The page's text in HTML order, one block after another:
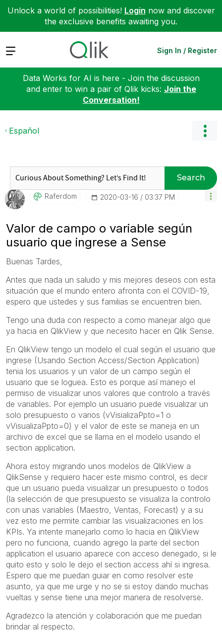
Unlock a world of possibilities! Login now and discover
the exclusive benefits awaiting you.
Expand Sign In / Register
Data Works for AI is here - Join the discussion
and enter to win a pair of Qlik kicks: Join the
Conversation!
Español
Search
Raferdom ‎2020-03-16 03:37 PM
Valor de campo o variable según
usuario que ingrese a Sense
Buenas Tardes,
Antes que nada un saludo y mis mejores deseos con esta
situación que el mundo entero afronta con el COVID-19,
espero que ustedes y sus familias se encuentren bien.
Tengo una duda con respecto a como manejar algo que
ya hacia en QlikView y que necesito hacer en Qlik Sense.
En QlikView tengo un modelo el cual según el usuario que
ingrese (Usando Section Access/Section Application)
tenia los usuarios y un valor de un campo según el
usuario que se loguea. Esto es porque así manejo el
permiso de visualizar unos valores que controlo a través
de variables. Por ejemplo un usuario puede visualizar un
solo presupuesto o varios (vVisializaPpto=1 o
vVisualizaPpto=0) y el valor de este se maneja en un
archivo de excel que se llama en el modelo usando el
section application.
Ahora estoy migrando unos modelos de QlikView a
QlikSense y requiero hacer este mismo control, es decir
que un usuario pueda visualizar un presupuesto o todos
(la selección de que presupuesto se visualiza la controlo
con unas variables (Maestro, Ventas, Forecast) y a su
vez esto me permite cambiar las visualizaciones en los
KPIs. Ya intente manejarlo como lo hacia en QlikView
pero no funciona, cuando agrego la parte del section
application el usuario aparece con acceso denegado, si le
quito esto y solo le dejo el section access ahí si ingresa.
Espero que me puedan guiar en como resolver este
asunto, ya que me urge y no se si estoy dando muchas
vueltas y sense tiene una mejor manera de resolverse.
Agradezco la atención y colaboración que me puedan
brindar al respecto.